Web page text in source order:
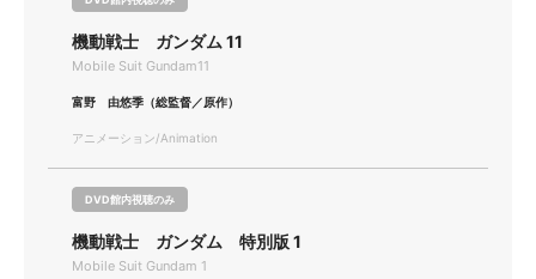
機動戦士 ガンダム 11
Mobile Suit Gundam11
富野 由悠季（総監督／原作）
アニメーション/Animation
DVD館内視聴のみ
機動戦士 ガンダム 特別版 1
Mobile Suit Gundam 1